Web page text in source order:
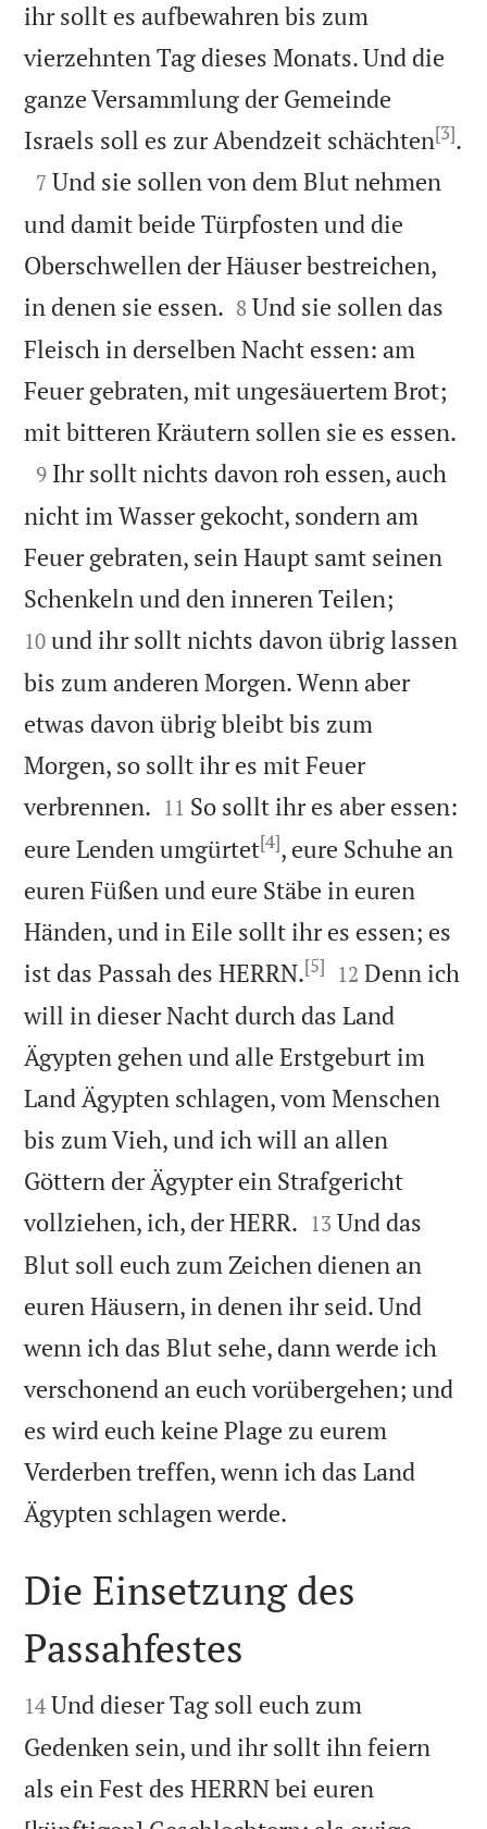
ihr sollt es aufbewahren bis zum
vierzehnten Tag dieses Monats. Und die
ganze Versammlung der Gemeinde
Israels soll es zur Abendzeit schächten[3].

7 Und sie sollen von dem Blut nehmen
und damit beide Türpfosten und die
Oberschwellen der Häuser bestreichen,
in denen sie essen. 

8 Und sie sollen das
Fleisch in derselben Nacht essen: am
Feuer gebraten, mit ungesäuertem Brot;
mit bitteren Kräutern sollen sie es essen.

9 Ihr sollt nichts davon roh essen, auch
nicht im Wasser gekocht, sondern am
Feuer gebraten, sein Haupt samt seinen
Schenkeln und den inneren Teilen;
10 und ihr sollt nichts davon übrig lassen
bis zum anderen Morgen. Wenn aber
etwas davon übrig bleibt bis zum
Morgen, so sollt ihr es mit Feuer
verbrennen. 

11 So sollt ihr es aber essen:
eure Lenden umgürtet[4], eure Schuhe an
euren Füßen und eure Stäbe in euren
Händen, und in Eile sollt ihr es essen; es
ist das Passah des HERRN.[5] 

12 Denn ich
will in dieser Nacht durch das Land
Ägypten gehen und alle Erstgeburt im
Land Ägypten schlagen, vom Menschen
bis zum Vieh, und ich will an allen
Göttern der Ägypter ein Strafgericht
vollziehen, ich, der HERR. 

13 Und das
Blut soll euch zum Zeichen dienen an
euren Häusern, in denen ihr seid. Und
wenn ich das Blut sehe, dann werde ich
verschonend an euch vorübergehen; und
es wird euch keine Plage zu eurem
Verderben treffen, wenn ich das Land
Ägypten schlagen werde.

Die Einsetzung des
Passahfestes

14 Und dieser Tag soll euch zum
Gedenken sein, und ihr sollt ihn feiern
als ein Fest des HERRN bei euren